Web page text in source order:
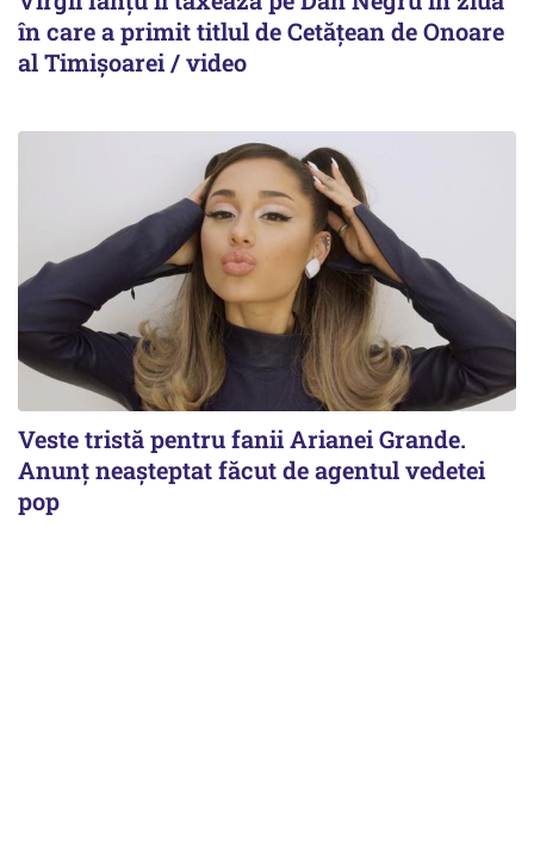
în care a primit titlul de Cetățean de Onoare
al Timișoarei / video
Veste tristă pentru fanii Arianei Grande.
Anunț neașteptat făcut de agentul vedetei
pop